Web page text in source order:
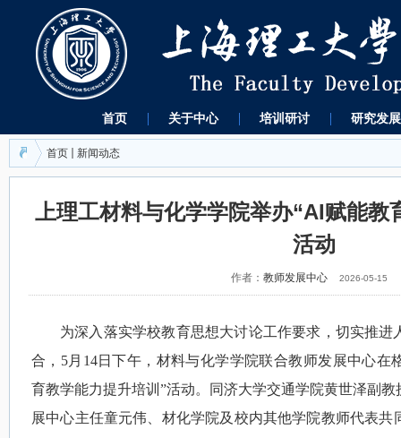
首页 关于中心 培训研讨 研究发展
首页 新闻动态
上理工材料与化学学院举办“AI赋能教
活动
作者： 教师发展中心 2026-05-15
为深入落实学校教育思想大讨论工作要求，切实推进
合， 5月 14日下午，材料与化学学院联合教师发展中心在
育教学能力提升培训”活动。同济大学交通学院黄世泽副教
展中心主任童元伟、材化学院及校内其他学院教师代表